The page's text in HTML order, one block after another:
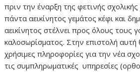
πριν την έναρξη της φετινής
πάντα αεικίνητος γεμάτος κέφι και
αεικίνητος στέλνει προς όλους τους
καλοσωρίσματος. Στην επιστολή αυτή
χρήσιμες πληροφορίες για την νέα
τις συμπληρωματικές υπηρεσίες